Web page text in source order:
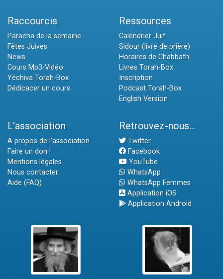
Raccourcis
Paracha de la semaine
Fêtes Juives
News
Cours Mp3-Vidéo
Yéchiva Torah-Box
Dédicacer un cours
Ressources
Calendrier Juif
Sidour (livre de prière)
Horaires de Chabbath
Livres Torah-Box
Inscription
Podcast Torah-Box
English Version
L'association
A propos de l'association
Faire un don !
Mentions légales
Nous contacter
Aide (FAQ)
Retrouvez-nous...
Twitter
Facebook
YouTube
WhatsApp
WhatsApp Femmes
Application iOS
Application Android